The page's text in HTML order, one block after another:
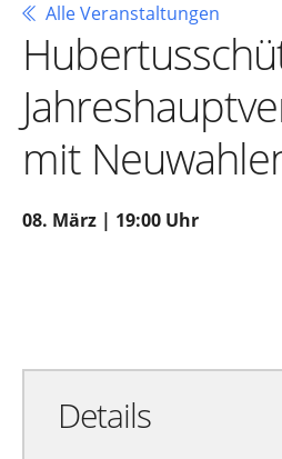
Alle Veranstaltungen
mit
08. März | 19:00 Uhr
Details